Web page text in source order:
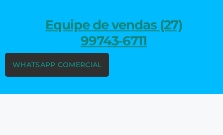
Equipe de vendas (27)
99743-6711
WHATSAPP COMERCIAL